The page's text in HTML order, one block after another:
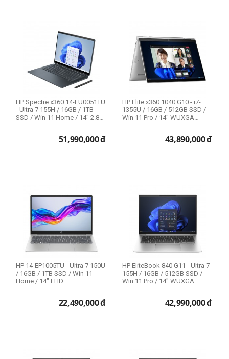
HP Spectre x360 14-EU0051TU
- Ultra 7 155H / 16GB / 1TB
SSD / Win 11 Home / 14" 2.8K
51,990,000đ
HP Elite x360 1040 G10 - i7-
1355U / 16GB / 512GB SSD /
Win 11 Pro / 14" WUXGA
43,890,000đ
HP 14-EP1005TU - Ultra 7 150U
/ 16GB / 1TB SSD / Win 11
Home / 14" FHD
22,490,000đ
HP EliteBook 840 G11 - Ultra 7
155H / 16GB / 512GB SSD /
Win 11 Pro / 14" WUXGA
42,990,000đ